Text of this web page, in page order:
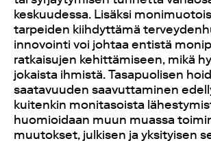
keskuudessa. Lisäksi
tarpeiden kiihdyttämä
innovointi voi johtaa entistä
ratkaisujen kehittämiseen, mikä
jokaista ihmistä. Tasapuolisen
saatavuuden saavuttaminen
kuitenkin monitasoista
huomioidaan muun muassa
muutokset, julkisen ja yksityisen